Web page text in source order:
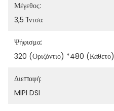
Μέγεθος:
3,5 Ίντσα
Ψήφισμα:
320 (οριζόντιο) *480 (κάθετο)
Διεπαφή:
MIPI DSI